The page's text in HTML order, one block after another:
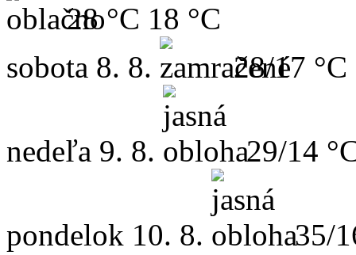
28 °C 18 °C
sobota 8. 8. 28/17 °C
nedeľa 9. 8. 29/14
pondelok 10. 8. 35/